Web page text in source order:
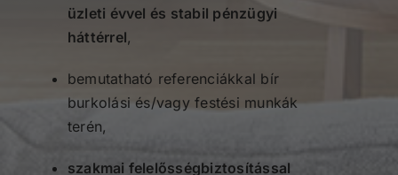
üzleti évvel és stabil pénzügyi
háttérrel,
bemutatható referenciákkal bír
burkolási és/vagy festési munkák
terén,
szakmai felelősségbiztosítással